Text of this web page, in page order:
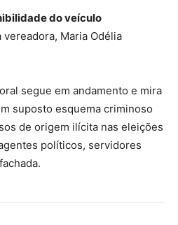
do veículo
Maria Odélia
segue em andamento e mira
suposto esquema criminoso
de origem ilícita nas eleições
políticos, servidores